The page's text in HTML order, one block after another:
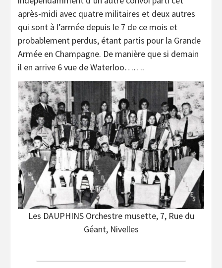
après-midi avec quatre militaires et deux autres
qui sont à l’armée depuis le 7 de ce mois et
probablement perdus, étant partis pour la Grande
Armée en Champagne. De manière que si demain
il en arrive 6 vue de Waterloo…….
Les DAUPHINS Orchestre musette, 7, Rue du
Géant, Nivelles